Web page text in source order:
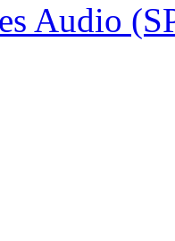
Audio